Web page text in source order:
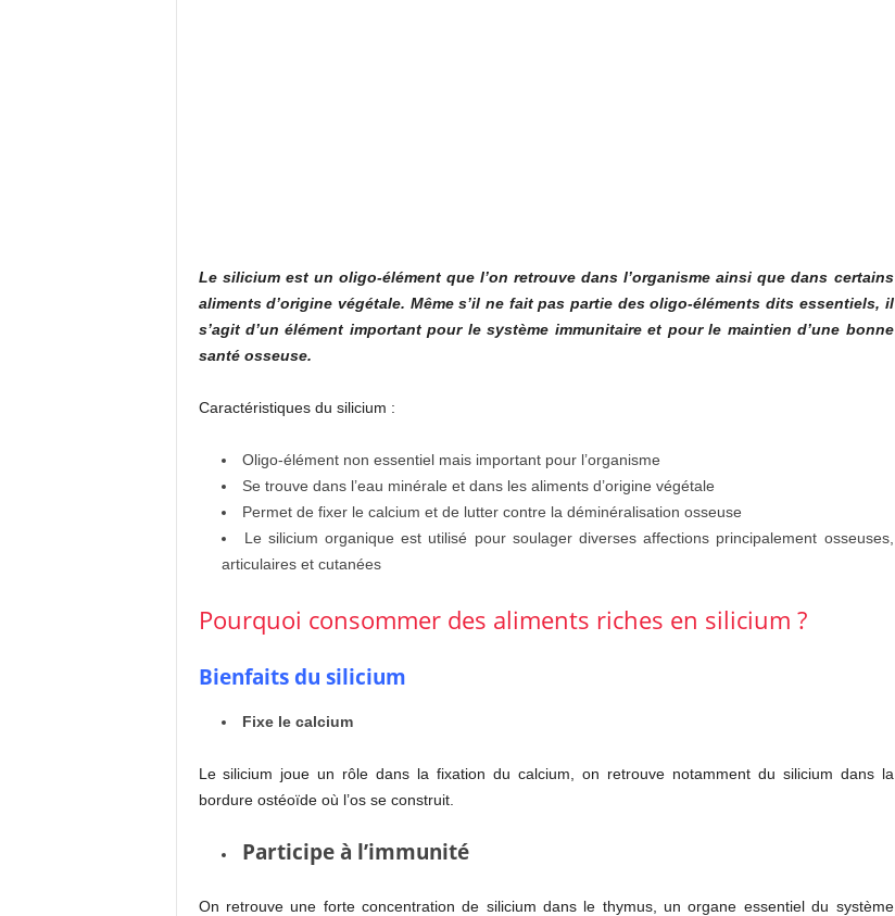
Le silicium est un oligo-élément que l’on retrouve dans l’organisme ainsi que dans certains
aliments d’origine végétale. Même s’il ne fait pas partie des oligo-éléments dits essentiels, il
s’agit d’un élément important pour le système immunitaire et pour le maintien d’une bonne
santé osseuse.
Caractéristiques du silicium :
Oligo-élément non essentiel mais important pour l’organisme
Se trouve dans l’eau minérale et dans les aliments d’origine végétale
Permet de fixer le calcium et de lutter contre la déminéralisation osseuse
Le silicium organique est utilisé pour soulager diverses affections principalement osseuses,
articulaires et cutanées
Pourquoi consommer des aliments riches en silicium ?
Bienfaits du silicium
Fixe le calcium
Le silicium joue un rôle dans la fixation du calcium, on retrouve notamment du silicium dans la
bordure ostéoïde où l’os se construit.
Participe à l’immunité
On retrouve une forte concentration de silicium dans le thymus, un organe essentiel du système